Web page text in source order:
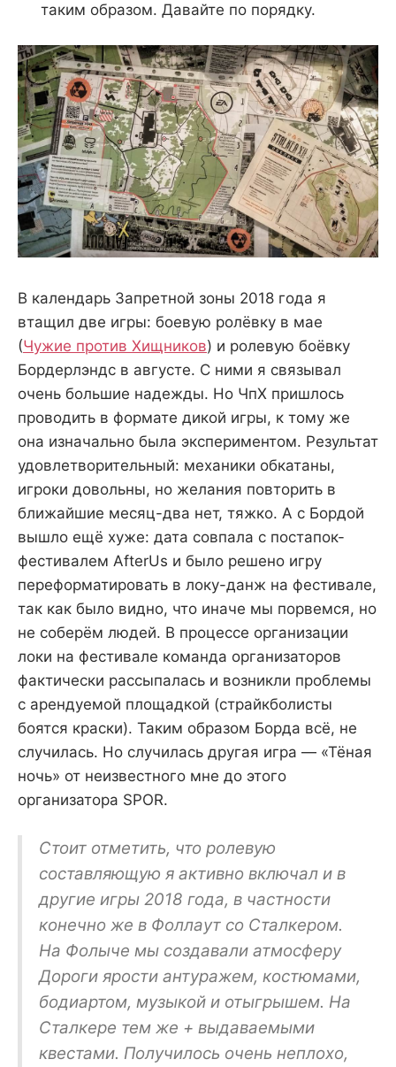
таким образом. Давайте по порядку.
В календарь Запретной зоны 2018 года я
втащил две игры: боевую ролёвку в мае
(Чужие против Хищников) и ролевую боёвку
Бордерлэндс в августе. С ними я связывал
очень большие надежды. Но ЧпХ пришлось
проводить в формате дикой игры, к тому же
она изначально была экспериментом. Результат
удовлетворительный: механики обкатаны,
игроки довольны, но желания повторить в
ближайшие месяц-два нет, тяжко. А с Бордой
вышло ещё хуже: дата совпала с постапок-
фестивалем AfterUs и было решено игру
переформатировать в локу-данж на фестивале,
так как было видно, что иначе мы порвемся, но
не соберём людей. В процессе организации
локи на фестивале команда организаторов
фактически рассыпалась и возникли проблемы
с арендуемой площадкой (страйкболисты
боятся краски). Таким образом Борда всё, не
случилась. Но случилась другая игра — «Тёная
ночь» от неизвестного мне до этого
организатора SPOR.
Стоит отметить, что ролевую
составляющую я активно включал и в
другие игры 2018 года, в частности
конечно же в Фоллаут со Сталкером.
На Фолыче мы создавали атмосферу
Дороги ярости антуражем, костюмами,
бодиартом, музыкой и отыгрышем. На
Сталкере тем же + выдаваемыми
квестами. Получилось очень неплохо,